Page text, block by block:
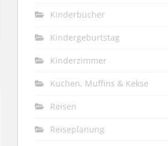
Kinderbücher
Kindergeburtstag
Kinderzimmer
Kuchen, Muffins & Kekse
Reisen
Reiseplanung